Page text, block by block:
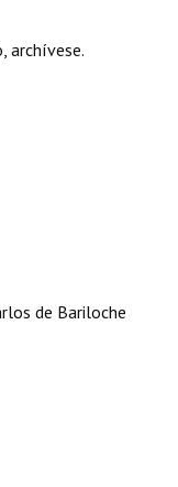
archívese.
de Bariloche